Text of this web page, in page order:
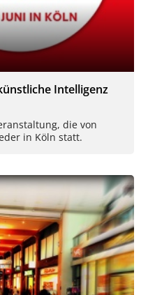
Intelligenz
die von
in Köln statt.